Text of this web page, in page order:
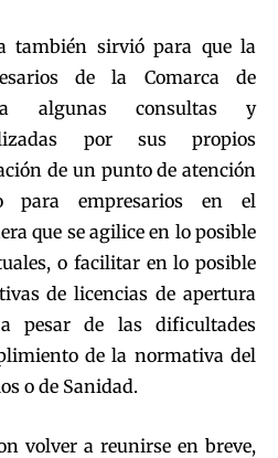
también sirvió para que la
de la Comarca de
algunas consultas y
por sus propios
de un punto de atención
para empresarios en el
que se agilice en lo posible
o facilitar en lo posible
de licencias de apertura
pesar de las dificultades
de la normativa del
o de Sanidad.
volver a reunirse en breve,